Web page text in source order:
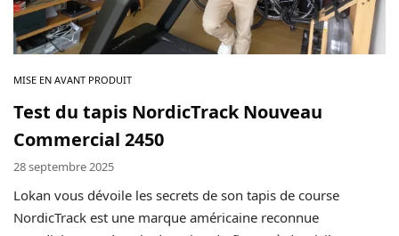
MISE EN AVANT PRODUIT
Test du tapis NordicTrack Nouveau
Commercial 2450
28 septembre 2025
Lokan vous dévoile les secrets de son tapis de course
NordicTrack est une marque américaine reconnue
Copyright © 2024 Luxury Fit. All rights reserved.